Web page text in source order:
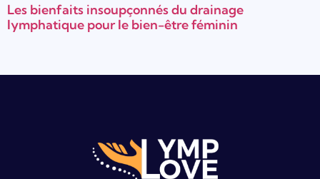
Les bienfaits insoupçonnés du drainage
lymphatique pour le bien-être féminin